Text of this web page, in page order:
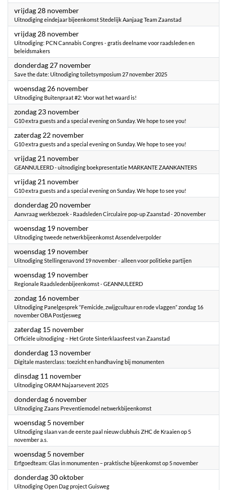
vrijdag 28 november2025
Uitnodiging eindejaar bijeenkomst Stedelijk Aanjaag Team Zaanstad
vrijdag 28 november2025
Uitnodiging: PCN Cannabis Congres - gratis deelname voor raadsleden en
beleidsmakers
donderdag 27 november2025
Save the date: Uitnodiging toiletsymposium 27 november 2025
woensdag 26 november2025
Uitnodiging Buitenpraat #2: Voor wat het waard is!
zondag 23 november2025
G10 extra guests and a special evening on Sunday. We hope to see you!
zaterdag 22 november2025
G10 extra guests and a special evening on Sunday. We hope to see you!
vrijdag 21 november2025
GEANNULEERD - uitnodiging boekpresentatie MARKANTE ZAANKANTERS
vrijdag 21 november2025
G10 extra guests and a special evening on Sunday. We hope to see you!
donderdag 20 november2025
Aanvraag werkbezoek - Raadsleden Circulaire pop-up Zaanstad - 20 november
woensdag 19 november2025
Uitnodiging tweede netwerkbijeenkomst Assendelverpolder
woensdag 19 november2025
Uitnodiging Stellingenavond 19 november - alleen voor politieke partijen
woensdag 19 november2025
Regionale Raadsledenbijeenkomst - GEANNULEERD
zondag 16 november2025
Uitnodiging ​Panelgesprek “Femicide, zwijgcultuur en rode vlaggen” zondag 16
november OBA Postjesweg
zaterdag 15 november2025
Officiële uitnodiging – Het Grote Sinterklaasfeest van Zaanstad
donderdag 13 november2025
Digitale masterclass: toezicht en handhaving bij monumenten
dinsdag 11 november2025
Uitnodiging ORAM Najaarsevent 2025
donderdag 6 november2025
Uitnodiging Zaans Preventiemodel netwerkbijeenkomst
woensdag 5 november2025
Uitnodiging slaan van de eerste paal nieuw clubhuis ZHC de Kraaien op 5
november a.s.
woensdag 5 november2025
Erfgoedteam: Glas in monumenten – praktische bijeenkomst op 5 november
donderdag 30 oktober2025
Uitnodiging Open Dag project Guisweg